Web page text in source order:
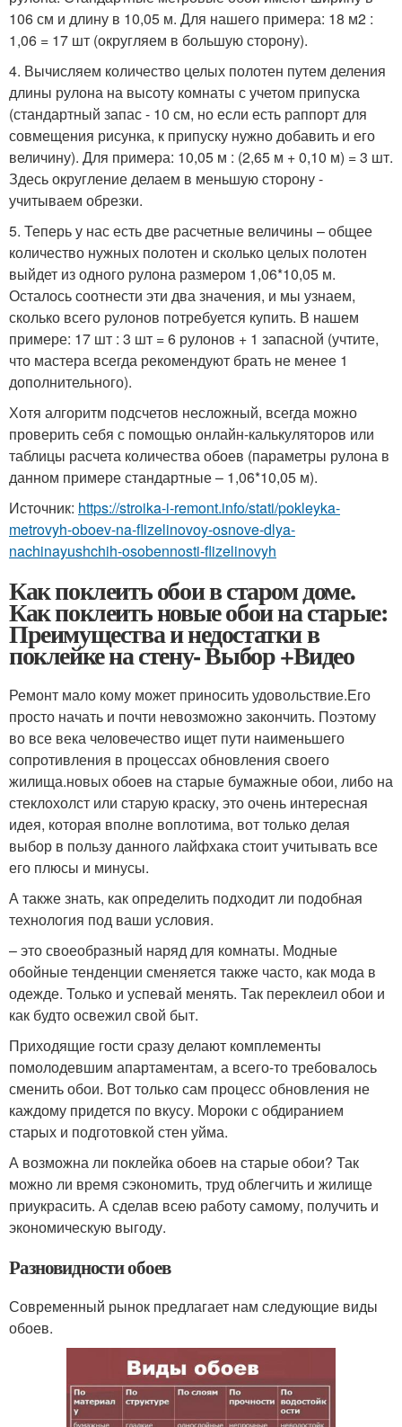
106 см и длину в 10,05 м. Для нашего примера: 18 м2 :
1,06 = 17 шт (округляем в большую сторону).
4. Вычисляем количество целых полотен путем деления
длины рулона на высоту комнаты с учетом припуска
(стандартный запас - 10 см, но если есть раппорт для
совмещения рисунка, к припуску нужно добавить и его
величину). Для примера: 10,05 м : (2,65 м + 0,10 м) = 3 шт.
Здесь округление делаем в меньшую сторону -
учитываем обрезки.
5. Теперь у нас есть две расчетные величины – общее
количество нужных полотен и сколько целых полотен
выйдет из одного рулона размером 1,06*10,05 м.
Осталось соотнести эти два значения, и мы узнаем,
сколько всего рулонов потребуется купить. В нашем
примере: 17 шт : 3 шт = 6 рулонов + 1 запасной (учтите,
что мастера всегда рекомендуют брать не менее 1
дополнительного).
Хотя алгоритм подсчетов несложный, всегда можно
проверить себя с помощью онлайн-калькуляторов или
таблицы расчета количества обоев (параметры рулона в
данном примере стандартные – 1,06*10,05 м).
Источник: https://stroika-i-remont.info/stati/pokleyka-
metrovyh-oboev-na-flizelinovoy-osnove-dlya-
nachinayushchih-osobennosti-flizelinovyh
Как поклеить обои в старом доме.
Как поклеить новые обои на старые:
Преимущества и недостатки в
поклейке на стену- Выбор +Видео
Ремонт мало кому может приносить удовольствие.Его
просто начать и почти невозможно закончить. Поэтому
во все века человечество ищет пути наименьшего
сопротивления в процессах обновления своего
жилища.новых обоев на старые бумажные обои, либо на
стеклохолст или старую краску, это очень интересная
идея, которая вполне воплотима, вот только делая
выбор в пользу данного лайфхака стоит учитывать все
его плюсы и минусы.
А также знать, как определить подходит ли подобная
технология под ваши условия.
– это своеобразный наряд для комнаты. Модные
обойные тенденции сменяется также часто, как мода в
одежде. Только и успевай менять. Так переклеил обои и
как будто освежил свой быт.
Приходящие гости сразу делают комплементы
помолодевшим апартаментам, а всего-то требовалось
сменить обои. Вот только сам процесс обновления не
каждому придется по вкусу. Мороки с обдиранием
старых и подготовкой стен уйма.
А возможна ли поклейка обоев на старые обои? Так
можно ли время сэкономить, труд облегчить и жилище
приукрасить. А сделав всею работу самому, получить и
экономическую выгоду.
Разновидности обоев
Современный рынок предлагает нам следующие виды
обоев.